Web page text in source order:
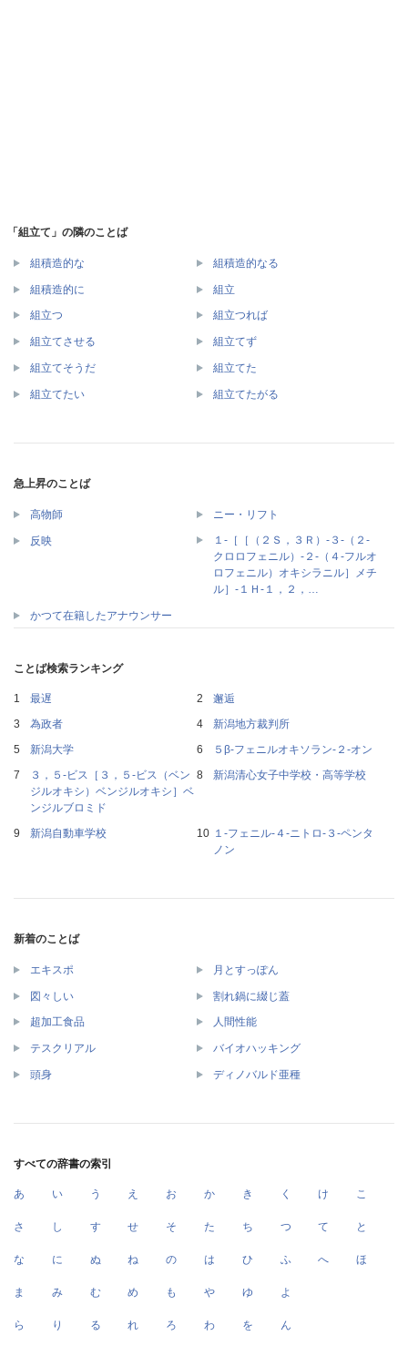
「組立て」の隣のことば
組積造的な 組積造的なる
組積造的に 組立
組立つ 組立つれば
組立てさせる 組立てず
組立てそうだ 組立てた
組立てたい 組立てたがる
急上昇のことば
高物師 ニー・リフト
反映
１‐［［（２Ｓ，３Ｒ）‐３‐（２‐
クロロフェニル）‐２‐（４‐フルオ
ロフェニル）オキシラニル］メチ
ル］‐１Ｈ‐１，２，…
かつて在籍したアナウンサー
ことば検索ランキング
最遅
邂逅
為政者
新潟地方裁判所
新潟大学
５β‐フェニルオキソラン‐２‐オン
３，５‐ビス［３，５‐ビス（ベン
ジルオキシ）ベンジルオキシ］ベ
ンジルブロミド
新潟清心女子中学校・高等学校
新潟自動車学校
１‐フェニル‐４‐ニトロ‐３‐ペンタ
ノン
新着のことば
エキスポ 月とすっぽん
図々しい 割れ鍋に綴じ蓋
超加工食品 人間性能
テスクリアル バイオハッキング
頭身 ディノバルド亜種
すべての辞書の索引
あ い う え お か き く け こ
さ し す せ そ た ち つ て と
な に ぬ ね の は ひ ふ へ ほ
ま み む め も や ゆ よ
ら り る れ ろ わ を ん